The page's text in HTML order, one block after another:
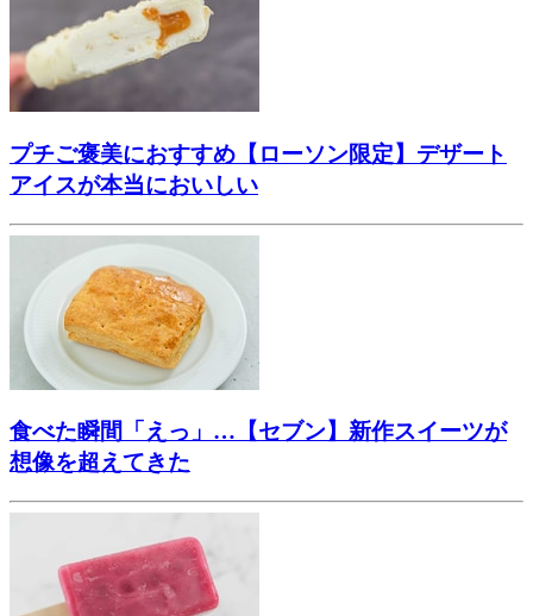
プチご褒美におすすめ【ローソン限定】デザート
アイスが本当においしい
食べた瞬間「えっ」…【セブン】新作スイーツが
想像を超えてきた